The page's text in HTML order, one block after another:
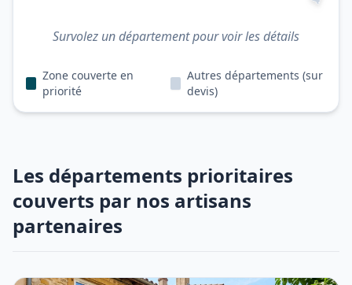
Survolez un département pour voir les détails
Zone couverte en
priorité
Autres départements (sur
devis)
Les départements prioritaires
couverts par nos artisans
partenaires